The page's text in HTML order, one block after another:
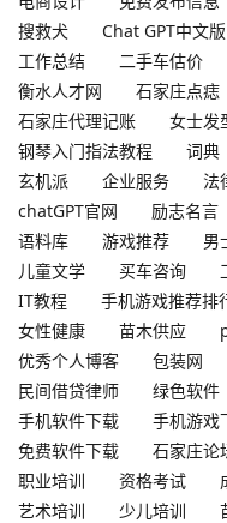
搜救犬
Chat GPT中文版
工作总结
二手车估价
衡水人才网
石家庄点痣
石家庄代理记账
女士发
钢琴入门指法教程
词典
玄机派
企业服务 法
chatGPT官网
励志名言
语料库
游戏推荐 男
儿童文学
买车咨询
IT教程
手机游戏推荐排
女性健康
苗木供应
优秀个人博客
包装网
民间借贷律师
绿色软件
手机软件下载
手机游戏
免费软件下载
石家庄论
职业培训
资格考试
艺术培训
少儿培训